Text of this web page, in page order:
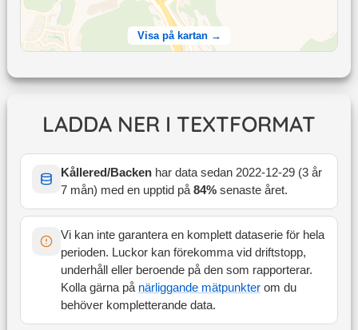
Visa på kartan →
LADDA NER I TEXTFORMAT
Kållered/Backenhar data sedan 2022-12-29(3 år
7 mån) med en upptid på84% senaste året.
Vi kan inte garantera en komplett dataserie för hela
perioden. Luckor kan förekomma vid driftstopp,
underhåll eller beroende på den som rapporterar.
Kolla gärna på närliggande mätpunkterom du
behöver kompletterande data.